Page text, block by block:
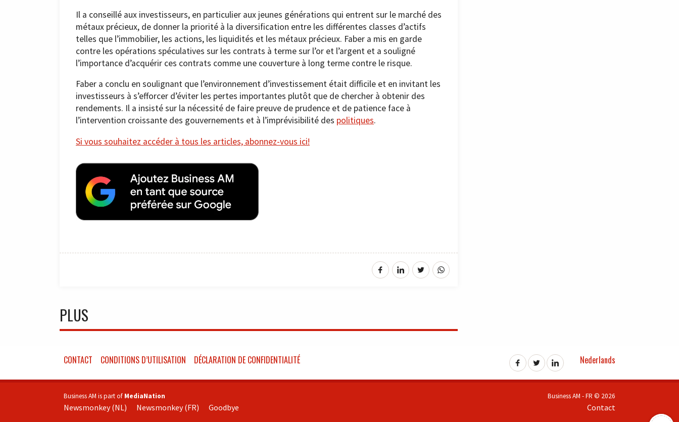
Il a conseillé aux investisseurs, en particulier aux jeunes générations qui entrent sur le marché des
métaux précieux, de donner la priorité à la diversification entre les différentes classes d’actifs
telles que l’immobilier, les actions, les liquidités et les métaux précieux. Faber a mis en garde
contre les opérations spéculatives sur les contrats à terme sur l’or et l’argent et a souligné
l’importance d’acquérir ces contrats comme une couverture à long terme contre le risque.
Faber a conclu en soulignant que l’environnement d’investissement était difficile et en invitant les
investisseurs à s’efforcer d’éviter les pertes importantes plutôt que de chercher à obtenir des
rendements. Il a insisté sur la nécessité de faire preuve de prudence et de patience face à
l’intervention croissante des gouvernements et à l’imprévisibilité des politiques.
Si vous souhaitez accéder à tous les articles, abonnez-vous ici!
PLUS
CONTACT CONDITIONS D’UTILISATION DÉCLARATION DE CONFIDENTIALITÉ Nederlands
Business AM is part of MediaNation
Newsmonkey (NL) Newsmonkey (FR) Goodbye
Business AM - FR © 2026
Contact